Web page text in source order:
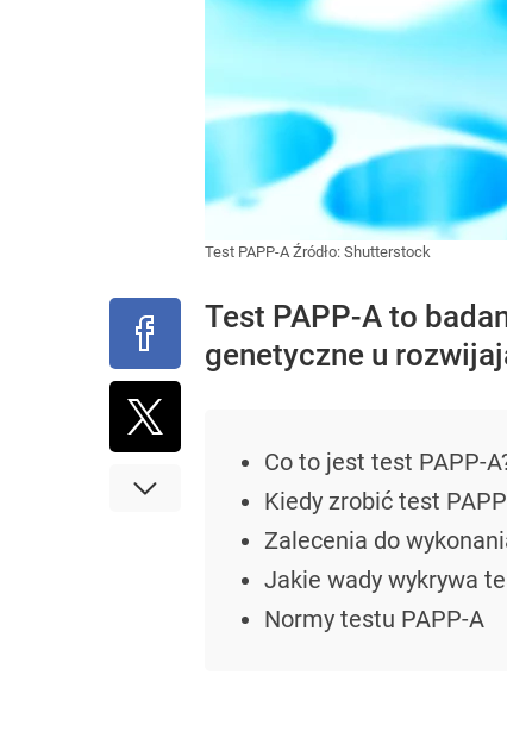
Test PAPP-A Źródło: Shutterstock
Test PAPP-A to
genetyczne u
Co to jest test PAPP-
Kiedy zrobić test
Zalecenia do
Jakie wady wykrywa
Normy testu PAPP-A